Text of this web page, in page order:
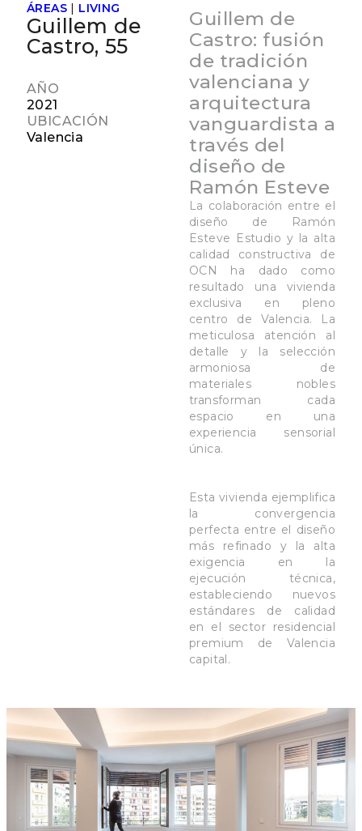
ÁREAS | LIVING
Guillem de
Castro, 55
AÑO
2021
UBICACIÓN
Valencia
Guillem de
Castro: fusión
de tradición
valenciana y
arquitectura
vanguardista a
través del
diseño de
Ramón Esteve
La colaboración entre el
diseño de Ramón
Esteve Estudio y la alta
calidad constructiva de
OCN ha dado como
resultado una vivienda
exclusiva en pleno
centro de Valencia. La
meticulosa atención al
detalle y la selección
armoniosa de
materiales nobles
transforman cada
espacio en una
experiencia sensorial
única.
Esta vivienda ejemplifica
la convergencia
perfecta entre el diseño
más refinado y la alta
exigencia en la
ejecución técnica,
estableciendo nuevos
estándares de calidad
en el sector residencial
premium de Valencia
capital.